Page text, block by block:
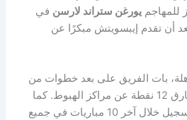
للمهاجميورغن ستراند لارسن في
بعد أن تقدم إيبسويتش مبكرًا عن
بات الفريق على بعد خطوات من
البقاء رسميًا، إذ يبتعد بفارق 12 نقطة عن مراكز الهبوط. كما
لم يفشل الفريق في التسجيل خلال آخر 10 مباريات في جميع